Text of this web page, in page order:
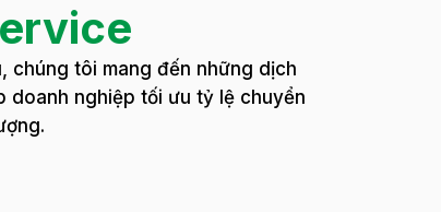
chúng tôi mang đến những dịch
doanh nghiệp tối ưu tỷ lệ chuyển